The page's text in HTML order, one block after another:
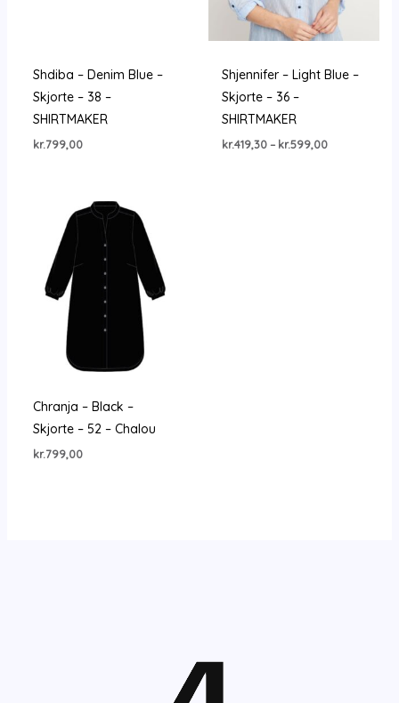
Shdiba – Denim Blue –
Skjorte – 38 –
SHIRTMAKER
kr.799,00
Shjennifer – Light Blue –
Skjorte – 36 –
SHIRTMAKER
kr.419,30– kr.599,00Prisinterval:
Chranja – Black –
Skjorte – 52 – Chalou
kr.799,00